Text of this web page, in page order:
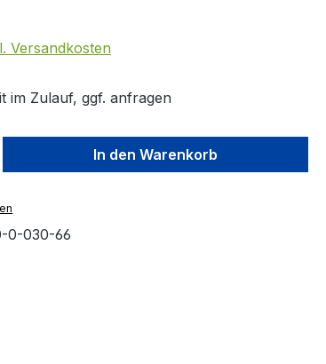
Versandkosten
im Zulauf, ggf. anfragen
Gib den gewünschten Wert
In den Warenkorb
0-030-66